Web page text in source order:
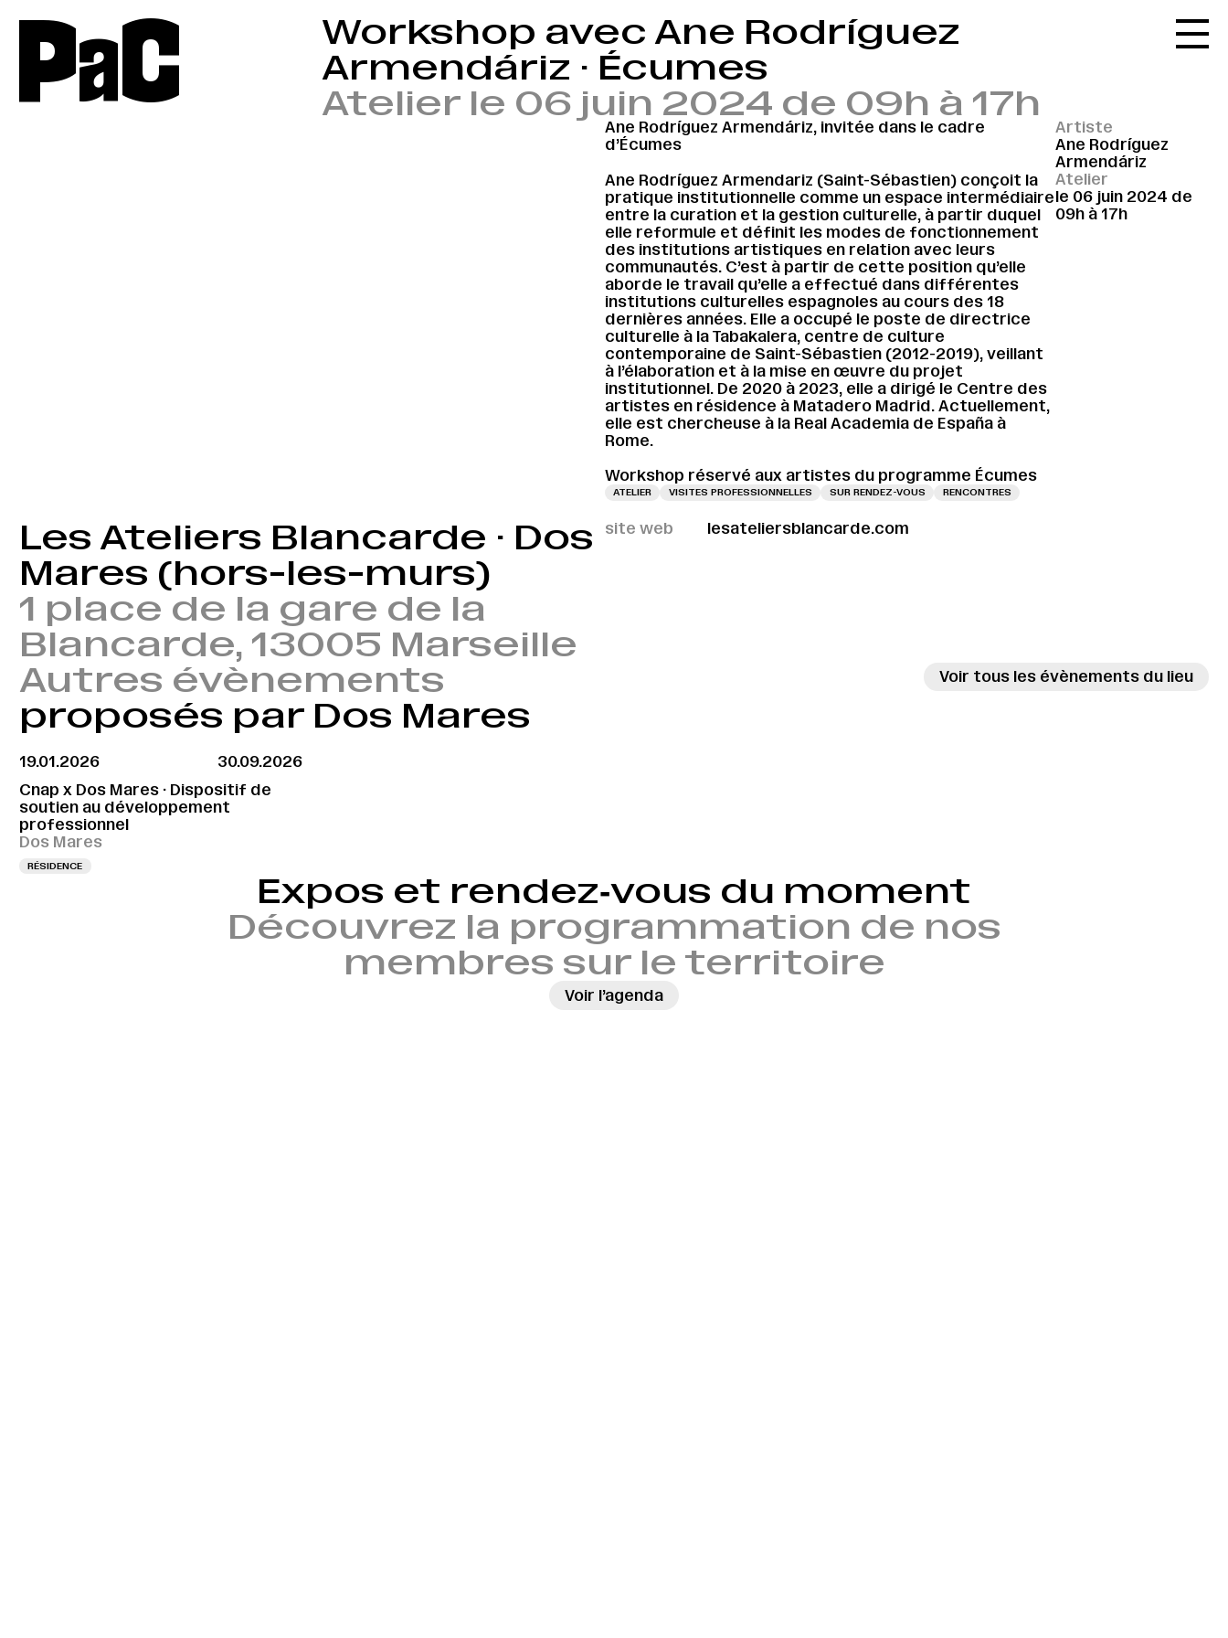
PaC
Accueil
L'agenda
La carte
Le festival
Le lieu
Les ressources
Le journal
Recherche
Workshop avec Ane Rodríguez
Armendáriz · Écumes
Atelier le 06 juin 2024 de 09h à 17h
Ane Rodríguez Armendáriz, invitée dans le cadre
d’Écumes
Ane Rodríguez Armendariz (Saint-Sébastien) conçoit la
pratique institutionnelle comme un espace intermédiaire
entre la curation et la gestion culturelle, à partir duquel
elle reformule et définit les modes de fonctionnement
des institutions artistiques en relation avec leurs
communautés. C’est à partir de cette position qu’elle
aborde le travail qu’elle a effectué dans différentes
institutions culturelles espagnoles au cours des 18
dernières années. Elle a occupé le poste de directrice
culturelle à la Tabakalera, centre de culture
contemporaine de Saint-Sébastien (2012-2019), veillant
à l’élaboration et à la mise en œuvre du projet
institutionnel. De 2020 à 2023, elle a dirigé le Centre des
artistes en résidence à Matadero Madrid. Actuellement,
elle est chercheuse à la Real Academia de España à
Rome.
Workshop réservé aux artistes du programme Écumes
ATELIER VISITES PROFESSIONNELLES SUR RENDEZ-VOUS RENCONTRES
Artiste
Ane Rodríguez
Armendáriz
Atelier
le 06 juin 2024 de
09h à 17h
Les Ateliers Blancarde · Dos
Mares (hors-les-murs)
1 place de la gare de la
Blancarde, 13005 Marseille
site web lesateliersblancarde.com
Autres évènements
proposés par Dos Mares
Voir tous les évènements du lieu
19.01.2026
30.09.2026
Cnap x Dos Mares · Dispositif de
soutien au développement
professionnel
Dos Mares
RÉSIDENCE
Expos et rendez‑vous du moment
Découvrez la programmation de nos
membres sur le territoire
Voir l’agenda